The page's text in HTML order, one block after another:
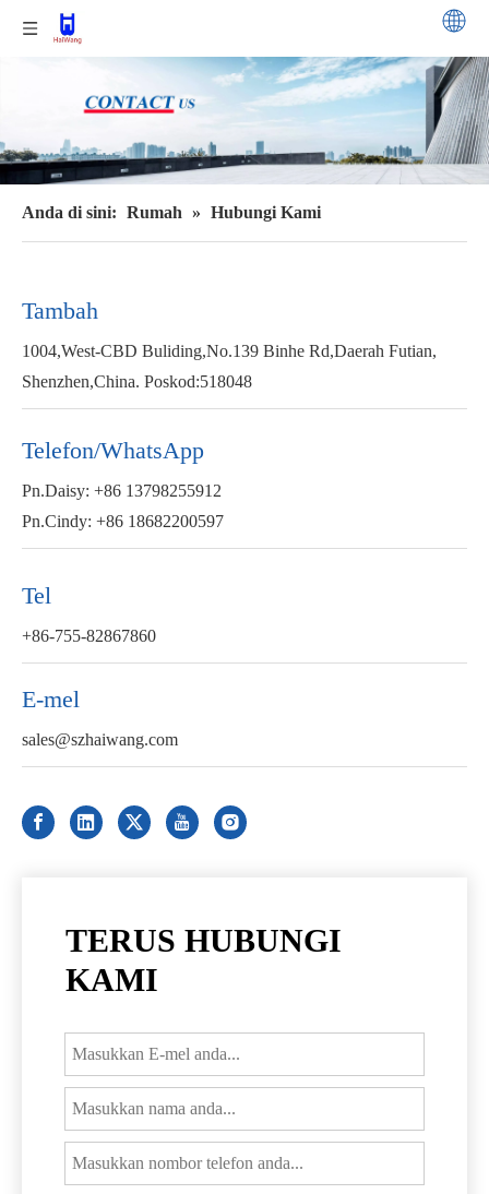
Anda di sini: Rumah » Hubungi Kami
Tambah
1004,West-CBD Buliding,No.139 Binhe Rd,Daerah Futian,
Shenzhen,China. Poskod:518048
Telefon/WhatsApp
Pn.Daisy: +86 13798255912
Pn.Cindy: +86 18682200597
Tel
+86-755-82867860
E-mel
sales@szhaiwang.com
TERUS HUBUNGI
KAMI